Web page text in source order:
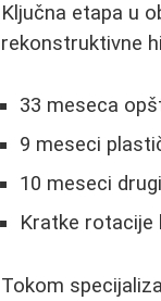
Ključna etapa u
rekonstruktivne
33 meseca
9 meseci
10 meseci
Kratke rotacije
Tokom